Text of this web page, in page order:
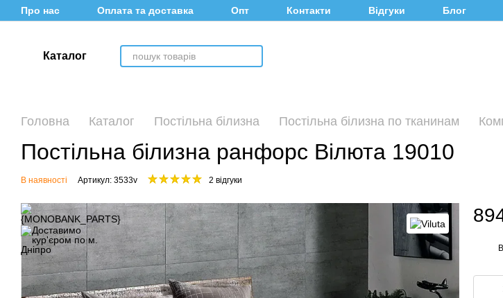
Перейти до основного контенту
Про нас Оплата та доставка Опт Контакти Відгуки Блог
Каталог
Головна Каталог Постільна білизна Постільна білизна по тканинам
Постільна білизна ранфорс Вілюта 19010
В наявності Артикул: 3533v 2 відгуки